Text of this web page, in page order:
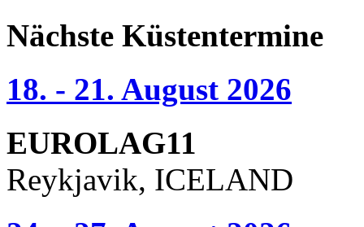
Nächste Küstentermine
18. - 21. August 2026
EUROLAG11
Reykjavik, ICELAND